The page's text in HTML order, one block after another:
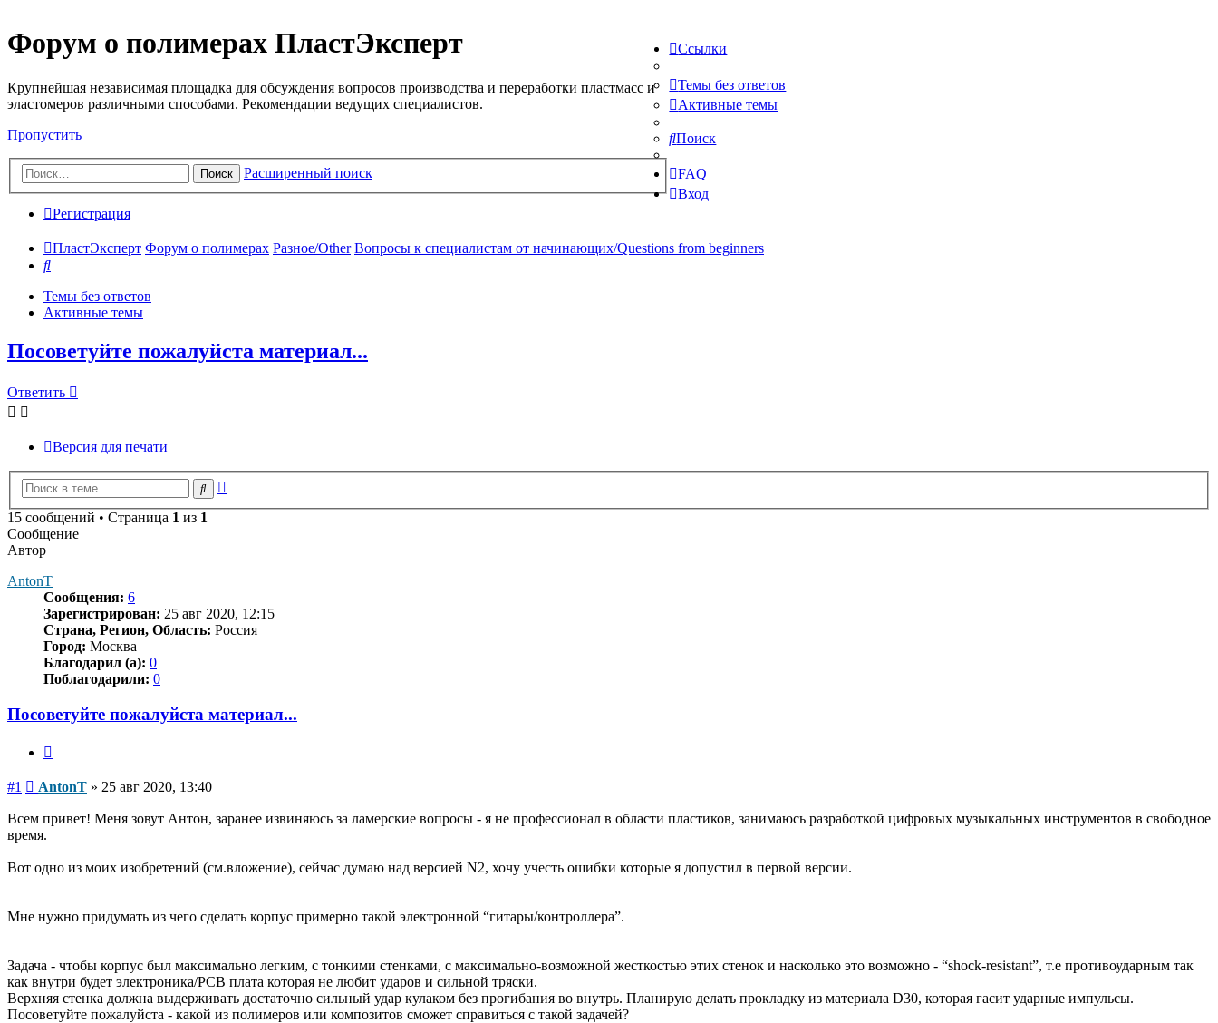
Форум о полимерах ПластЭксперт
Крупнейшая независимая площадка для обсуждения вопросов производства и переработки пластмасс и
эластомеров различными способами. Рекомендации ведущих специалистов.
Пропустить
Поиск Расширенный поиск
Ссылки
Темы без ответов
Активные темы
Поиск
FAQ
Вход
Регистрация
ПластЭксперт Форум о полимерах Разное/Other Вопросы к специалистам от начинающих/Questions from beginners
Поиск
Темы без ответов
Активные темы
Посоветуйте пожалуйста материал...
Ответить
Версия для печати
Поиск
15 сообщений • Страница 1 из 1
Сообщение
Автор
AntonT
Сообщения: 6
Зарегистрирован: 25 авг 2020, 12:15
Страна, Регион, Область: Россия
Город: Москва
Благодарил (а): 0
Поблагодарили: 0
Посоветуйте пожалуйста материал...
#1 Сообщение
AntonT » 25 авг 2020, 13:40
Всем привет! Меня зовут Антон, заранее извиняюсь за ламерские вопросы - я не профессионал в области пластиков, занимаюсь разработкой цифровых музыкальных инструментов в свободное
время.
Вот одно из моих изобретений (см.вложение), сейчас думаю над версией N2, хочу учесть ошибки которые я допустил в первой версии.
Мне нужно придумать из чего сделать корпус примерно такой электронной “гитары/контроллера”.
Задача - чтобы корпус был максимально легким, с тонкими стенками, с максимально-возможной жесткостью этих стенок и насколько это возможно - “shock-resistant”, т.е противоударным так
как внутри будет электроника/PCB плата которая не любит ударов и сильной тряски.
Верхняя стенка должна выдерживать достаточно сильный удар кулаком без прогибания во внутрь. Планирую делать прокладку из материала D30, которая гасит ударные импульсы.
Посоветуйте пожалуйста - какой из полимеров или композитов сможет справиться с такой задачей?